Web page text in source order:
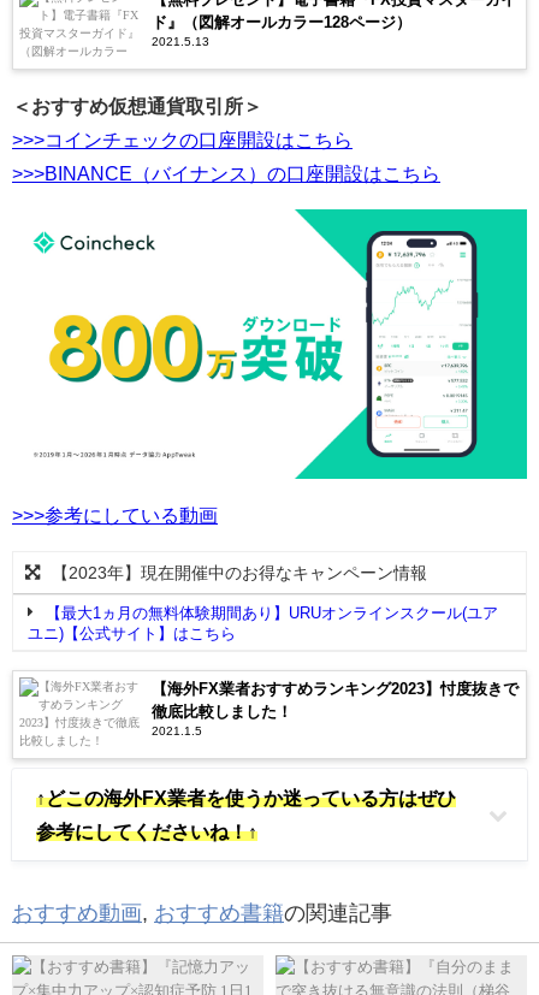
ド』（図解オールカラー128ページ）
2021.5.13
＜おすすめ仮想通貨取引所＞
>>>コインチェックの口座開設はこちら
>>>BINANCE（バイナンス）の口座開設はこちら
>>>参考にしている動画
【2023年】現在開催中のお得なキャンペーン情報
【最大1ヵ月の無料体験期間あり】URUオンラインスクール(ユア
ユニ)【公式サイト】はこちら
【海外FX業者おすすめランキング2023】忖度抜きで
徹底比較しました！
2021.1.5
↑どこの海外FX業者を使うか迷っている方はぜひ
参考にしてくださいね！↑
おすすめ動画, おすすめ書籍の関連記事